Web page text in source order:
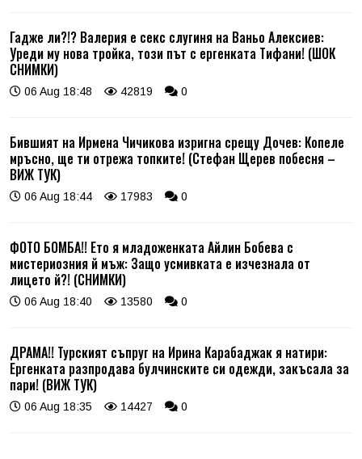
Гадже ли?!? Валерия е секс слугиня на Ваньо Алексиев:
Уреди му нова тройка, този път с ергенката Тифани! (ШОК
СНИМКИ)
06 Aug 18:48 42819 0
Бившият на Ирмена Чичикова изригна срещу Дочев: Копеле
мръсно, ще ти отрежа топките! (Стефан Щерев побесня –
ВИЖ ТУК)
06 Aug 18:44 17983 0
ФОТО БОМБА!! Ето я младоженката Айлин Бобева с
мистериозния й мъж: Защо усмивката е изчезнала от
лицето й?! (СНИМКИ)
06 Aug 18:40 13580 0
ДРАМА!! Турският съпруг на Ирина Карабаджак я натири:
Ергенката разпродава булчинските си одежди, закъсала за
пари! (ВИЖ ТУК)
06 Aug 18:35 14427 0